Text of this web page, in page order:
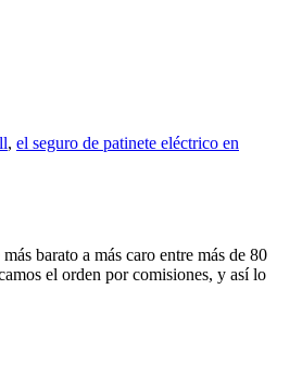
, el seguro de patinete eléctrico en
barato a más caro entre más de 80
el orden por comisiones, y así lo